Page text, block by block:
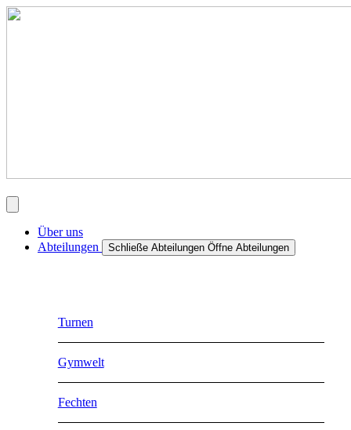
Über uns
Abteilungen
Schließe Abteilungen Öffne Abteilungen
Turnen
Gymwelt
Fechten